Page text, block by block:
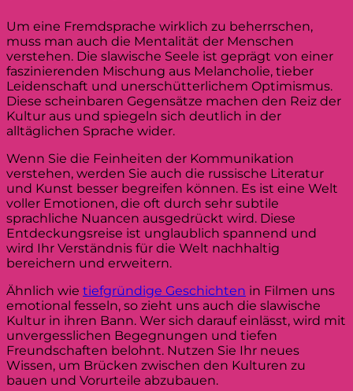
Um eine Fremdsprache wirklich zu beherrschen,
muss man auch die Mentalität der Menschen
verstehen. Die slawische Seele ist geprägt von einer
faszinierenden Mischung aus Melancholie, tieber
Leidenschaft und unerschütterlichem Optimismus.
Diese scheinbaren Gegensätze machen den Reiz der
Kultur aus und spiegeln sich deutlich in der
alltäglichen Sprache wider.
Wenn Sie die Feinheiten der Kommunikation
verstehen, werden Sie auch die russische Literatur
und Kunst besser begreifen können. Es ist eine Welt
voller Emotionen, die oft durch sehr subtile
sprachliche Nuancen ausgedrückt wird. Diese
Entdeckungsreise ist unglaublich spannend und
wird Ihr Verständnis für die Welt nachhaltig
bereichern und erweitern.
Ähnlich wie tiefgründige Geschichten in Filmen uns
emotional fesseln, so zieht uns auch die slawische
Kultur in ihren Bann. Wer sich darauf einlässt, wird mit
unvergesslichen Begegnungen und tiefen
Freundschaften belohnt. Nutzen Sie Ihr neues
Wissen, um Brücken zwischen den Kulturen zu
bauen und Vorurteile abzubauen.